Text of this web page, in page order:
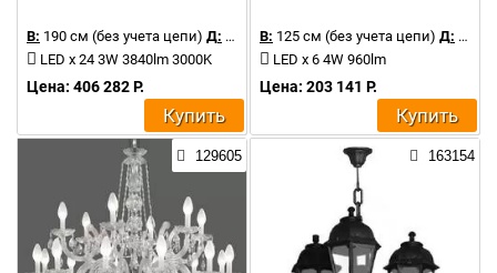
В: 190 см (без учета цепи) Д:
LED x 24 3W 3840lm 3000K
Цена: 406 282 Р.
Купить
В: 125 см (без учета цепи) Д:
LED x 6 4W 960lm
Цена: 203 141 Р.
Купить
129605 163154